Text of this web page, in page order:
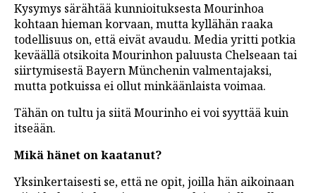
Kysymys särähtää kunnioituksesta Mourinhoa
kohtaan hieman korvaan, mutta kyllähän raaka
todellisuus on, että eivät avaudu. Media yritti potkia
keväällä otsikoita Mourinhon paluusta Chelseaan tai
siirtymisestä Bayern Münchenin valmentajaksi,
mutta potkuissa ei ollut minkäänlaista voimaa.
Tähän on tultu ja siitä Mourinho ei voi syyttää kuin
itseään.
Mikä hänet on kaatanut?
Yksinkertaisesti se, että ne opit, joilla hän aikoinaan